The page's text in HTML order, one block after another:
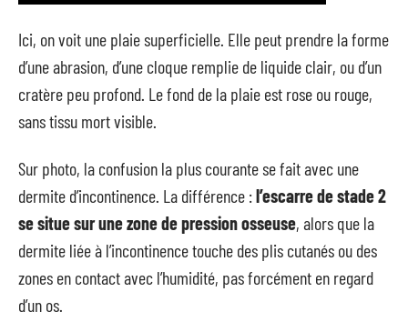
Ici, on voit une plaie superficielle. Elle peut prendre la forme
d’une abrasion, d’une cloque remplie de liquide clair, ou d’un
cratère peu profond. Le fond de la plaie est rose ou rouge,
sans tissu mort visible.
Sur photo, la confusion la plus courante se fait avec une
dermite d’incontinence. La différence :l’escarre de stade 2
se situe sur une zone de pression osseuse, alors que la
dermite liée à l’incontinence touche des plis cutanés ou des
zones en contact avec l’humidité, pas forcément en regard
d’un os.